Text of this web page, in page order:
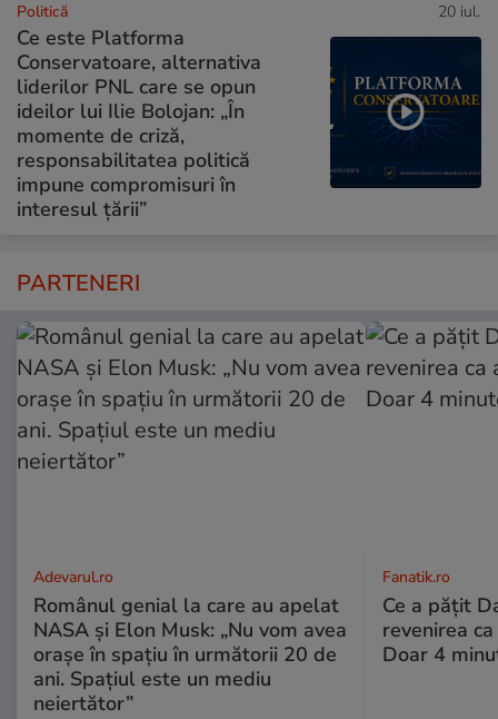
Politică 20 iul.
Ce este Platforma
Conservatoare, alternativa
liderilor PNL care se opun
ideilor lui Ilie Bolojan: „În
momente de criză,
responsabilitatea politică
impune compromisuri în
interesul țării”
PARTENERI
Adevarul.ro
Românul genial la care au apelat
NASA și Elon Musk: „Nu vom avea
orașe în spațiu în următorii 20 de
ani. Spațiul este un mediu
neiertător”
Fanatik.ro
Ce a pățit
revenirea
Doar 4